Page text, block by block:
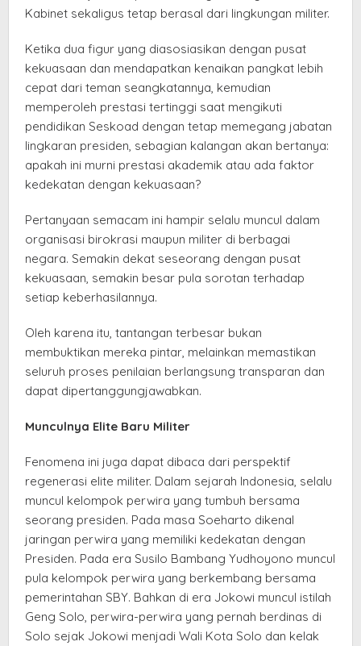
Kabinet sekaligus tetap berasal dari lingkungan militer.
Ketika dua figur yang diasosiasikan dengan pusat
kekuasaan dan mendapatkan kenaikan pangkat lebih
cepat dari teman seangkatannya, kemudian
memperoleh prestasi tertinggi saat mengikuti
pendidikan Seskoad dengan tetap memegang jabatan
lingkaran presiden, sebagian kalangan akan bertanya:
apakah ini murni prestasi akademik atau ada faktor
kedekatan dengan kekuasaan?
Pertanyaan semacam ini hampir selalu muncul dalam
organisasi birokrasi maupun militer di berbagai
negara. Semakin dekat seseorang dengan pusat
kekuasaan, semakin besar pula sorotan terhadap
setiap keberhasilannya.
Oleh karena itu, tantangan terbesar bukan
membuktikan mereka pintar, melainkan memastikan
seluruh proses penilaian berlangsung transparan dan
dapat dipertanggungjawabkan.
Munculnya Elite Baru Militer
Fenomena ini juga dapat dibaca dari perspektif
regenerasi elite militer. Dalam sejarah Indonesia, selalu
muncul kelompok perwira yang tumbuh bersama
seorang presiden. Pada masa Soeharto dikenal
jaringan perwira yang memiliki kedekatan dengan
Presiden. Pada era Susilo Bambang Yudhoyono muncul
pula kelompok perwira yang berkembang bersama
pemerintahan SBY. Bahkan di era Jokowi muncul istilah
Geng Solo, perwira-perwira yang pernah berdinas di
Solo sejak Jokowi menjadi Wali Kota Solo dan kelak